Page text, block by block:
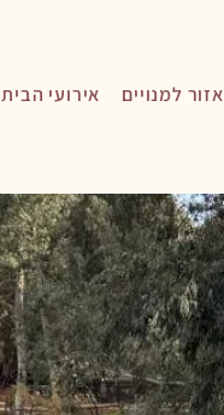
אזור למנויים אירועי הבית